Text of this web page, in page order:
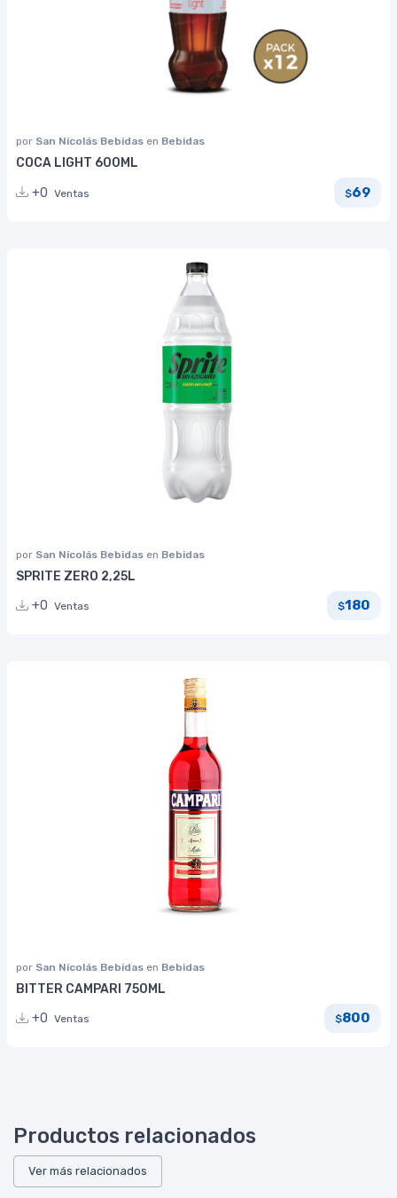
por San Nicolás Bebidas en Bebidas
COCA LIGHT 600ML
+0 Ventas $69
por San Nicolás Bebidas en Bebidas
SPRITE ZERO 2,25L
+0 Ventas $180
por San Nicolás Bebidas en Bebidas
BITTER CAMPARI 750ML
+0 Ventas $800
Productos relacionados
Ver más relacionados